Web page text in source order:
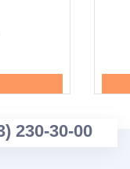
230-30-00